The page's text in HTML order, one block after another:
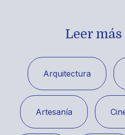
Leer
Arquitectura
Artesanía